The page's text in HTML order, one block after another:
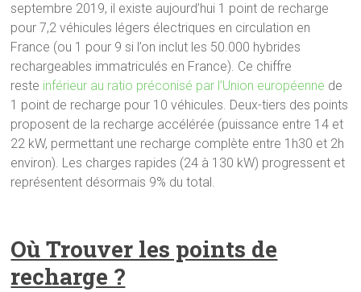
septembre 2019, il existe aujourd’hui 1 point de recharge
pour 7,2 véhicules légers électriques en circulation en
France (ou 1 pour 9 si l’on inclut les 50.000 hybrides
rechargeables immatriculés en France). Ce chiffre
reste inférieur au ratio préconisé par l’Union européenne de
1 point de recharge pour 10 véhicules. Deux-tiers des points
proposent de la recharge accélérée (puissance entre 14 et
22 kW, permettant une recharge complète entre 1h30 et 2h
environ). Les charges rapides (24 à 130 kW) progressent et
représentent désormais 9% du total.
Où Trouver les points de
recharge ?